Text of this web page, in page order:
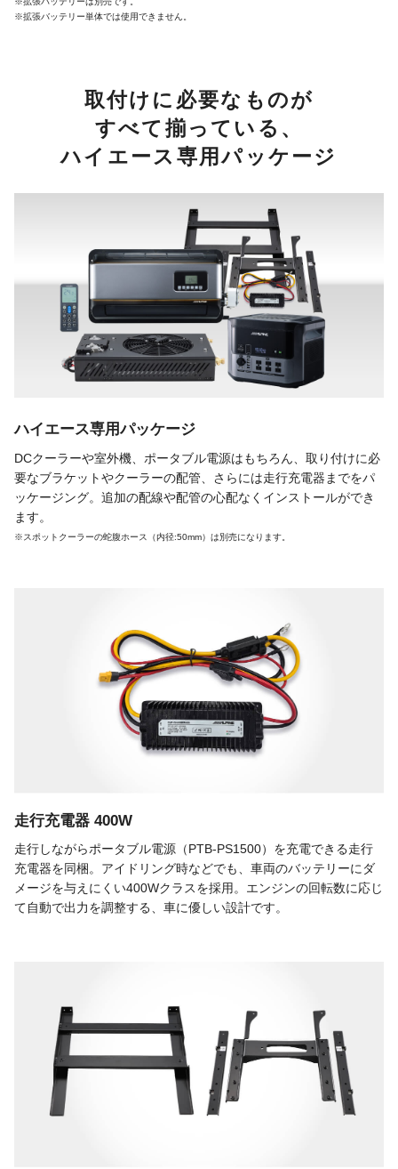
※拡張バッテリー単体では使用できません。
取付けに必要なものが
すべて揃っている、
ハイエース専用パッケージ
ハイエース専用パッケージ
DCクーラーや室外機、ポータブル電源はもちろん、取り付けに必
要なブラケットやクーラーの配管、さらには走行充電器までをパ
ッケージング。追加の配線や配管の心配なくインストールができ
ます。
※スポットクーラーの蛇腹ホース（内径:50mm）は別売になります。
走行充電器 400W
走行しながらポータブル電源（PTB-PS1500）を充電できる走行
充電器を同梱。アイドリング時などでも、車両のバッテリーにダ
メージを与えにくい400Wクラスを採用。エンジンの回転数に応じ
て自動で出力を調整する、車に優しい設計です。